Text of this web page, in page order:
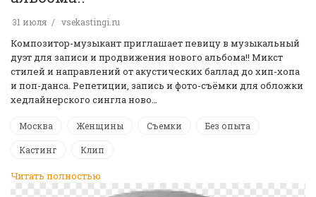
31 июля vsekastingi.ru
Композитор-музыкант приглашает певицу в музыкальный
дуэт для записи и продвижения нового альбома!! Микст
стилей и направлений от акустических баллад до хип-хопа
и поп-данса. Репетиции, запись и фото-съёмки для обложки
хедлайнерского сингла ново…
Москва Женщины Съемки Без опыта
Кастинг Клип
Читать полностью